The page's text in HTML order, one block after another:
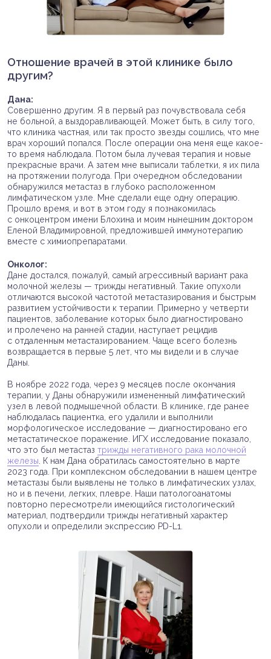
Отношение врачей в этой клинике было
другим?
Дана:
Совершенно другим. Я в первый раз почувствовала себя
не больной, а выздоравливающей. Может быть, в силу того,
что клиника частная, или так просто звезды сошлись, что мне
врач хороший попался. После операции она меня еще какое-
то время наблюдала. Потом была лучевая терапия и новые
прекрасные врачи. А затем мне выписали таблетки, я их пила
на протяжении полугода. При очередном обследовании
обнаружился метастаз в глубоко расположенном
лимфатическом узле. Мне сделали еще одну операцию.
Прошло время, и вот в этом году я познакомилась
с онкоцентром имени Блохина и моим нынешним доктором
Еленой Владимировной, предложившей иммунотерапию
вместе с химиопрепаратами.
Онколог:
Дане достался, пожалуй, самый агрессивный вариант рака
молочной железы — трижды негативный. Такие опухоли
отличаются высокой частотой метастазирования и быстрым
развитием устойчивости к терапии. Примерно у четверти
пациентов, заболевание которых было диагностировано
и пролечено на ранней стадии, наступает рецидив
с отдаленным метастазированием. Чаще всего болезнь
возвращается в первые 5 лет, что мы видели и в случае
Даны.
В ноябре 2022 года, через 9 месяцев после окончания
терапии, у Даны обнаружили измененный лимфатический
узел в левой подмышечной области. В клинике, где ранее
наблюдалась пациентка, его удалили и выполнили
морфологическое исследование — диагностировано его
метастатическое поражение. ИГХ исследование показало,
что это был метастазтрижды негативного рака молочной
железы . К нам Дана обратилась самостоятельно в марте
2023 года. При комплексном обследовании в нашем центре
метастазы были выявлены не только в лимфатических узлах,
но и в печени, легких, плевре. Наши патологоанатомы
повторно пересмотрели имеющийся гистологический
материал, подтвердили трижды негативный характер
опухоли и определили экспрессию PD-L1.